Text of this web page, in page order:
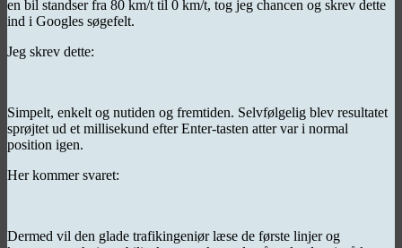
en bil standser fra 80 km/t til 0 km/t, tog jeg chancen og skrev dette
ind i Googles søgefelt.
Jeg skrev dette:
Simpelt, enkelt og nutiden og fremtiden. Selvfølgelig blev resultatet
sprøjtet ud et millisekund efter Enter-tasten atter var i normal
position igen.
Her kommer svaret:
Dermed vil den glade trafikingeniør læse de første linjer og